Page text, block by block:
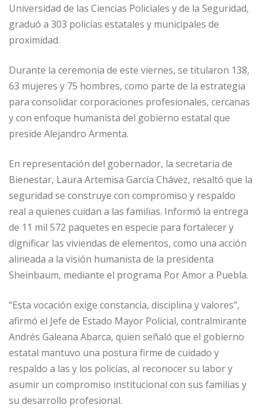
Universidad de las Ciencias Policiales y de la Seguridad,
graduó a 303 policías estatales y municipales de
proximidad.
Durante la ceremonia de este viernes, se titularon 138,
63 mujeres y 75 hombres, como parte de la estrategia
para consolidar corporaciones profesionales, cercanas
y con enfoque humanista del gobierno estatal que
preside Alejandro Armenta.
En representación del gobernador, la secretaria de
Bienestar, Laura Artemisa García Chávez, resaltó que la
seguridad se construye con compromiso y respaldo
real a quienes cuidan a las familias. Informó la entrega
de 11 mil 572 paquetes en especie para fortalecer y
dignificar las viviendas de elementos, como una acción
alineada a la visión humanista de la presidenta
Sheinbaum, mediante el programa Por Amor a Puebla.
“Esta vocación exige constancia, disciplina y valores”,
afirmó el Jefe de Estado Mayor Policial, contralmirante
Andrés Galeana Abarca, quien señaló que el gobierno
estatal mantuvo una postura firme de cuidado y
respaldo a las y los policías, al reconocer su labor y
asumir un compromiso institucional con sus familias y
su desarrollo profesional.